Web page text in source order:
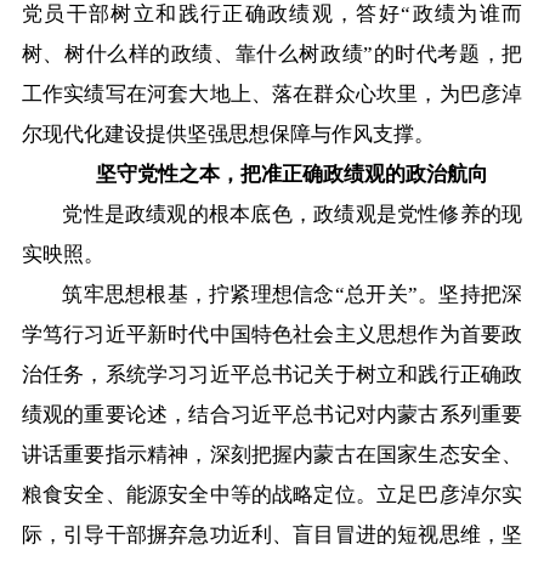
在线访谈 意见征集 诉求公开
智能问答
走进巴彦淖尔
行政区划 自然地理 资源禀赋
人文历史
回到顶部
党员干部树立和践行正确政绩观，答好“政绩为谁而
树、树什么样的政绩、靠什么树政绩”的时代考题，把
工作实绩写在河套大地上、落在群众心坎里，为巴彦淖
尔现代化建设提供坚强思想保障与作风支撑。
坚守党性之本，把准正确政绩观的政治航向
党性是政绩观的根本底色，政绩观是党性修养的现
实映照。
筑牢思想根基，拧紧理想信念“总开关”。坚持把深
学笃行习近平新时代中国特色社会主义思想作为首要政
治任务，系统学习习近平总书记关于树立和践行正确政
绩观的重要论述，结合习近平总书记对内蒙古系列重要
讲话重要指示精神，深刻把握内蒙古在国家生态安全、
粮食安全、能源安全中等的战略定位。立足巴彦淖尔实
际，引导干部摒弃急功近利、盲目冒进的短视思维，坚